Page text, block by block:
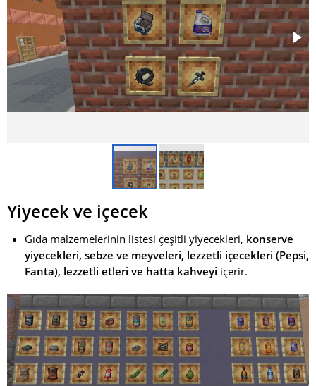
Yiyecek ve içecek
Gıda malzemelerinin listesi çeşitli yiyecekleri, konserve
yiyecekleri, sebze ve meyveleri, lezzetli içecekleri (Pepsi,
Fanta), lezzetli etleri ve hatta kahveyi içerir.